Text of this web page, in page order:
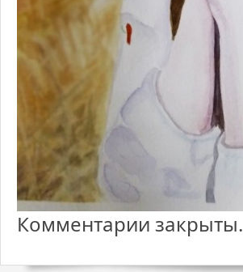
Комментарии закрыты.